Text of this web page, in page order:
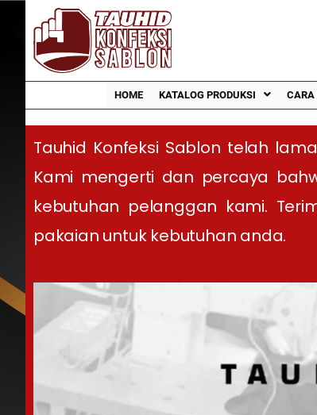
HOME KATALOG PRODUKSI CARA
Tauhid Konfeksi Sablon telah
Kami mengerti dan percaya
kebutuhan pelanggan kami.
pakaian untuk kebutuhan anda.